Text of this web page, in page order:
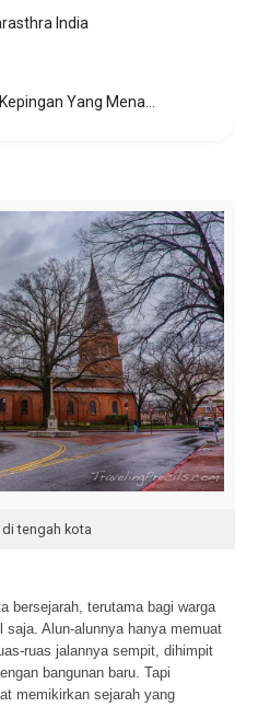
India
tengah kota
bersejarah, terutama bagi warga
Alun-alunnya hanya memuat
ruas jalannya sempit, dihimpit
bangunan baru. Tapi
memikirkan sejarah yang